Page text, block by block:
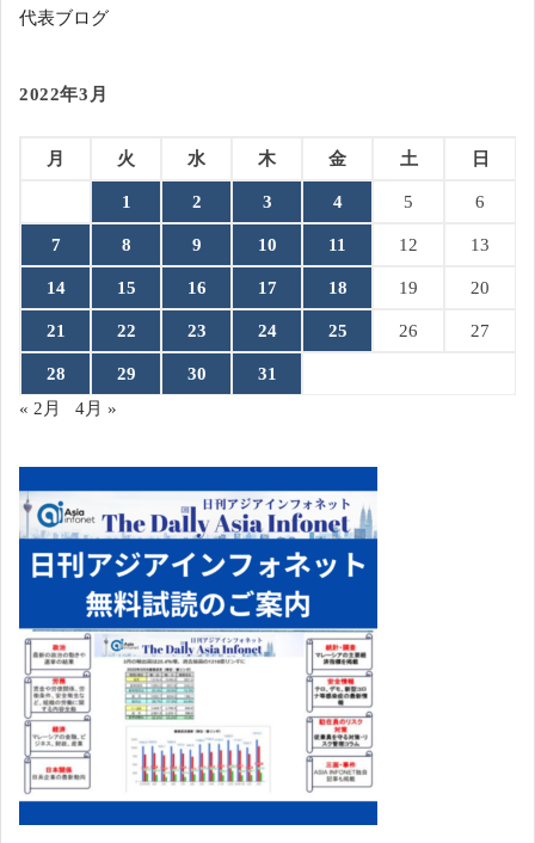
代表ブログ
2022年3月
月 火 水 木 金 土 日
1 2 3 4 5 6
7 8 9 10 11 12 13
14 15 16 17 18 19 20
21 22 23 24 25 26 27
28 29 30
31
« 2月
4月 »